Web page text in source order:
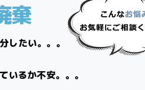
棄
したい。。。
いるか不安。。。